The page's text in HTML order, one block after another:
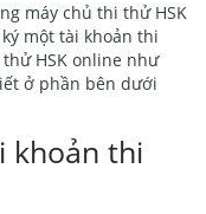
máy chủ thi thử HSK
một tài khoản thi
HSK online như
ở phần bên dưới
khoản thi